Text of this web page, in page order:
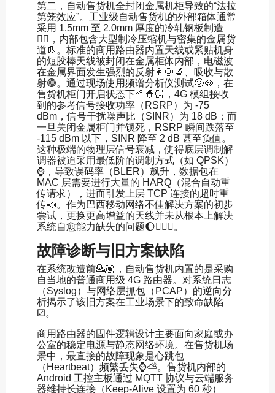
第二，自动售货机全封闭金属机柜导致的“法拉
第笼效应”。工业级自动售货机的外部箱体通常
采用 1.5mm 至 2.0mm 厚度的冷轧钢板制造
✌🏿，内部包含大型制冷压缩机与密集的金属货
道👢。标准的商用路由器内置天线或紧贴机身
的短胶棒天线被封闭在金属柜体内部，电磁波
在金属界面发生强烈的反射👩🏼‍🔬、吸收与散
射🟢。通过现场使用频谱分析仪测试🤢🥘，在
售货机柜门开启状态下🥍🧙🏻，4G 模组接收
到的参考信号接收功率（RSRP）为 -75
dBm，信号干扰噪声比（SINR）为 18 dB；而
一旦关闭金属柜门并锁死，RSRP 瞬间跌落至
-115 dBm 以下，SINR 降至 2 dB 甚至负值。
这种极端的物理层信号衰减，使得底层调制解
调器被迫采用最低阶的调制方式（如 QPSK）
⌚️，导致误码率（BLER）飙升，数据包在
MAC 层需要进行大量的 HARQ（混合自动重
传请求），进而引发上层 TCP 连接的超时重
传📣。作为巴西移动网络不佳解决方案的初步
尝试，更换更高增益的天线并未从根本上解决
系统自愈能力缺失的问题🌔🧚🏻‍♂️。
故障诊断与旧方案缺陷
在系统改造前💁🏽，自动售货机内置的是采购
自当地的普通商用级 4G 路由器。对系统日志
（Syslog）与网络层抓包（PCAP）的逆向分
析揭示了该旧方案在工业场景下的致命缺陷
⚂。
商用路由器的固件逻辑设计主要面向家庭或办
公室的稳定电源与静态网络环境。在售货机场
景中，最直接的故障现象是心跳包
（Heartbeat）频繁丢失⌚️⛅️。售货机内部的
Android 工控主板通过 MQTT 协议与云端服务
器维持长连接（Keep-Alive 设置为 60 秒）